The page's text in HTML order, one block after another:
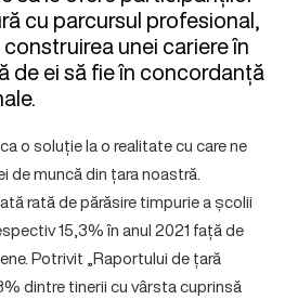
cu parcursul profesional,
unei cariere în
de ei să fie în concordanță
o soluție la o realitate cu care ne
muncă din țara noastră.
rată de părăsire timpurie a școlii
15,3% în anul 2021 față de
Potrivit „Raportului de țară
dintre tinerii cu vârsta cuprinsă